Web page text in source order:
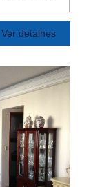
Ver detalhes